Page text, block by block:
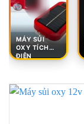
MÁY SỦI
OXY TÍCH
ĐIỆN